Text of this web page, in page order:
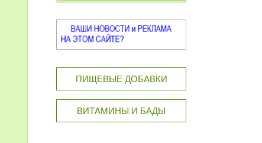
ПИЩЕВЫЕ ДОБАВКИ
ВИТАМИНЫ И БАДЫ